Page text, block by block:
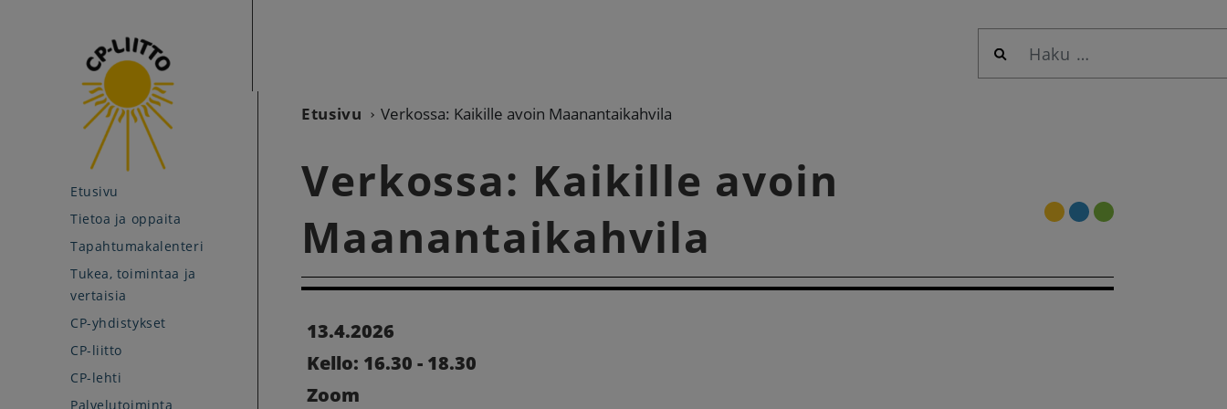
Etusivu
Tietoa ja oppaita
Tapahtumakalenteri
Tukea, toimintaa ja
vertaisia
CP-yhdistykset
CP-liitto
CP-lehti
Palvelutoiminta
Etusivu Verkossa: Kaikille avoin Maanantaikahvila
Verkossa: Kaikille avoin
Maanantaikahvila
13.4.2026
Kello: 16.30 - 18.30
Zoom